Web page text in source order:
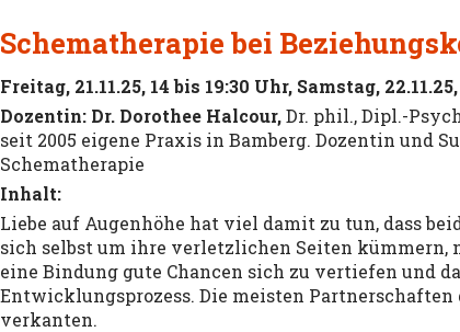
Schematherapie bei
Freitag, 21.11.25, 14 bis 19:30 Uhr, Samstag,
Dozentin: Dr. Dorothee Halcour,Dr. phil., Dipl.-
seit 2005 eigene Praxis in Bamberg. Dozentin und
Schematherapie
Inhalt:
Liebe auf Augenhöhe hat viel damit zu tun, dass
sich selbst um ihre verletzlichen Seiten kümmern,
eine Bindung gute Chancen sich zu vertiefen und
Entwicklungsprozess. Die meisten
verkanten.